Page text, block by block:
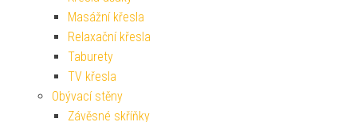
Masážní křesla
Relaxační křesla
Taburety
TV křesla
Obývací stěny
Závěsné skříňky